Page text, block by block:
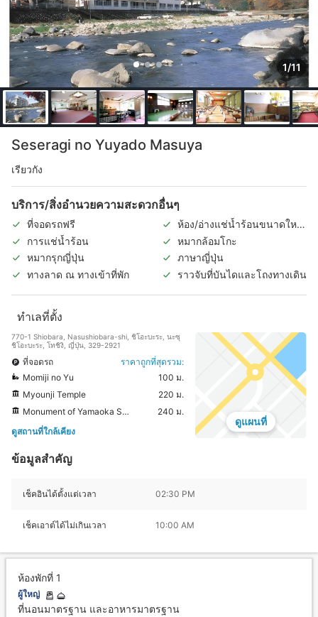
1/11
Seseragi no Yuyado Masuya
เรียวกัง
บริการ/สิ่งอำนวยความสะดวกอื่นๆ
ที่จอดรถฟรี
ห้อง/อ่างแช่น้ำร้อนขนาดใหญ่
ในร่ม
การแช่น้ำร้อน
หมากล้อมโกะ
หมากรุกญี่ปุ่น
ภาษาญี่ปุ่น
ทางลาด ณ ทางเข้าที่พัก
ราวจับที่บันไดและโถงทางเดิน
ทำเลที่ตั้ง
770-1 Shiobara, Nasushiobara-shi, ชิโอะบะระ, นะซุ
ชิโอะบะระ, โทชิงิ, ญี่ปุ่น, 329-2921
ที่จอดรถ
ราคาถูกที่สุดรวม:
Momiji no Yu
100 ม.
Myounji Temple
220 ม.
Monument of Yamaoka Sohachi
240 ม.
ดูสถานที่ใกล้เคียง
ดูแผนที่
ข้อมูลสำคัญ
เช็คอินได้ตั้งแต่เวลา 02:30 PM
เช็คเอาต์ได้ไม่เกินเวลา 10:00 AM
ห้องพักที่ 1
ผู้ใหญ่
ที่นอนมาตรฐาน และอาหารมาตรฐาน